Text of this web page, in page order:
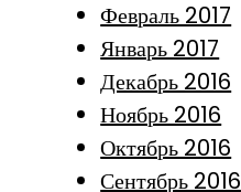
Февраль 2017
Январь 2017
Декабрь 2016
Ноябрь 2016
Октябрь 2016
Сентябрь 2016